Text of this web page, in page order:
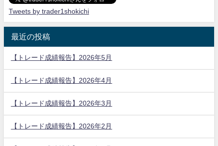
Tweets by trader1shokichi
最近の投稿
【トレード成績報告】2026年5月
【トレード成績報告】2026年4月
【トレード成績報告】2026年3月
【トレード成績報告】2026年2月